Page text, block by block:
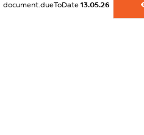
XXXXXXXXXX
document.dueToDate 13.05.26